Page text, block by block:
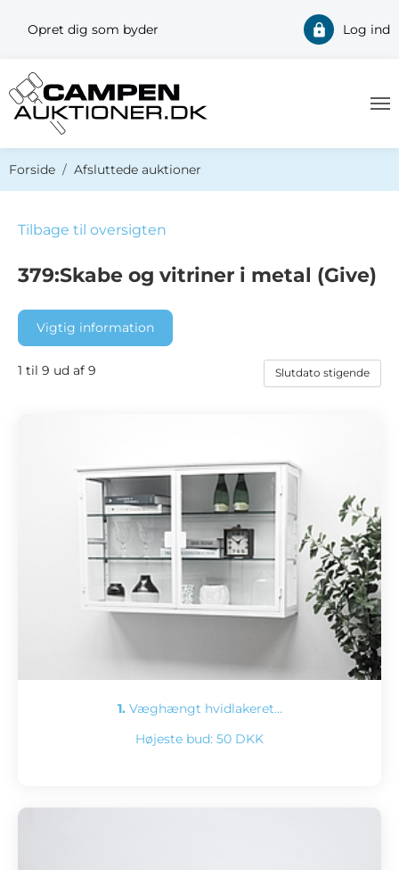
Opret dig som byder Log ind
Forside Afsluttede auktioner
Tilbage til oversigten
379:Skabe og vitriner i metal (Give)
Vigtig information
1 til 9 ud af 9
1. Væghængt hvidlakeret…
Højeste bud: 50 DKK